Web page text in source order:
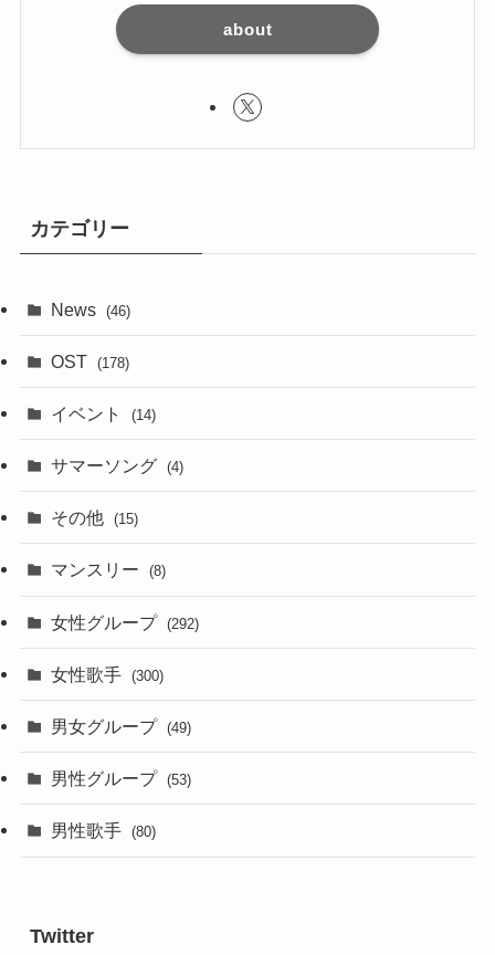
about
カテゴリー
News (46)
OST (178)
イベント (14)
サマーソング (4)
その他 (15)
マンスリー (8)
女性グループ (292)
女性歌手 (300)
男女グループ (49)
男性グループ (53)
男性歌手 (80)
Twitter